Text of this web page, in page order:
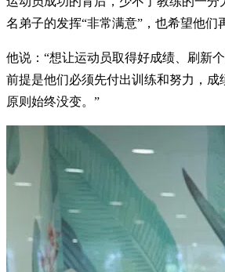
名弟子的发挥“非常满意”，也希望他们
他说：“想让运动员取得好成绩、刷新
前提是他们必须先付出训练和努力，成
原则始终没变。”